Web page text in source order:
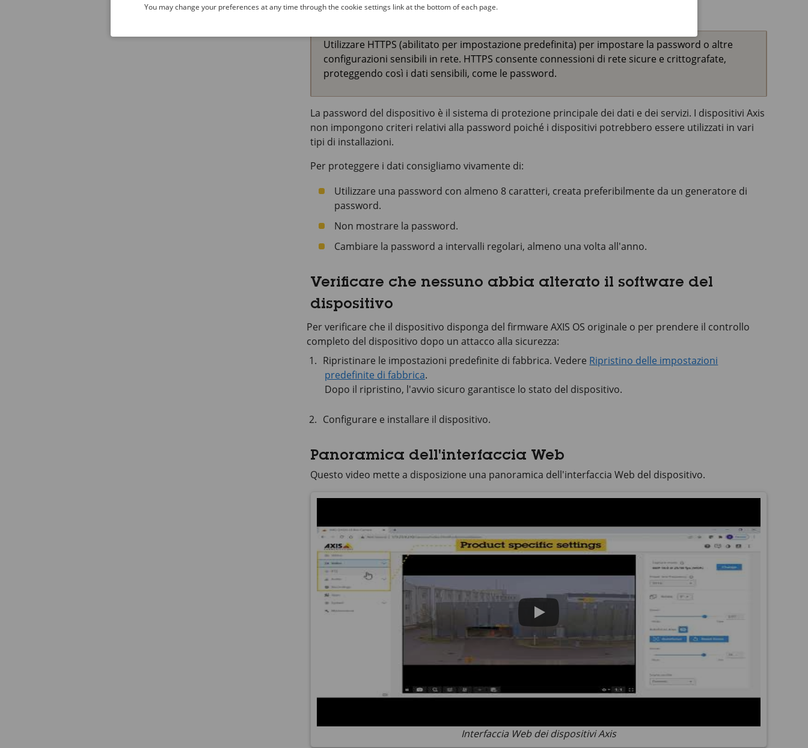
Utilizzare HTTPS (abilitato per impostazione predefinita) per impostare la password o altre
configurazioni sensibili in rete. HTTPS consente connessioni di rete sicure e crittografate,
proteggendo così i dati sensibili, come le password.
La password del dispositivo è il sistema di protezione principale dei dati e dei servizi. I dispositivi Axis
non impongono criteri relativi alla password poiché i dispositivi potrebbero essere utilizzati in vari
tipi di installazioni.
Per proteggere i dati consigliamo vivamente di:
Utilizzare una password con almeno 8 caratteri, creata preferibilmente da un generatore di
password.
Non mostrare la password.
Cambiare la password a intervalli regolari, almeno una volta all'anno.
Verificare che nessuno abbia alterato il software del
dispositivo
Per verificare che il dispositivo disponga del firmware AXIS OS originale o per prendere il controllo
completo del dispositivo dopo un attacco alla sicurezza:
Ripristinare le impostazioni predefinite di fabbrica. Vedere Ripristino delle impostazioni
predefinite di fabbrica.
Dopo il ripristino, l'avvio sicuro garantisce lo stato del dispositivo.
Configurare e installare il dispositivo.
Panoramica dell'interfaccia Web
Questo video mette a disposizione una panoramica dell'interfaccia Web del dispositivo.
Interfaccia Web dei dispositivi Axis
You may change your preferences at any time through the cookie settings link at the bottom of each page.